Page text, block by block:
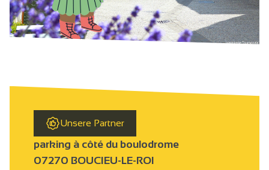
Unsere Partner
parking à côté du boulodrome
07270 BOUCIEU-LE-ROI